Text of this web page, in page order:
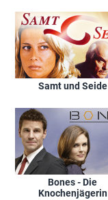
Samt und Seide
Bones - Die
Knochenjägerin